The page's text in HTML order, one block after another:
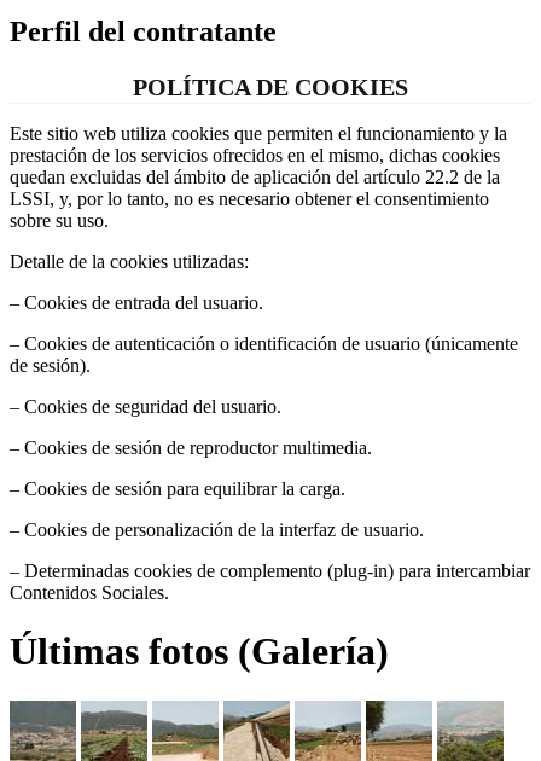
Perfil del contratante
POLÍTICA DE COOKIES
Este sitio web utiliza cookies que permiten el funcionamiento y la
prestación de los servicios ofrecidos en el mismo, dichas cookies
quedan excluidas del ámbito de aplicación del artículo 22.2 de la
LSSI, y, por lo tanto, no es necesario obtener el consentimiento
sobre su uso.
Detalle de la cookies utilizadas:
– Cookies de entrada del usuario.
– Cookies de autenticación o identificación de usuario (únicamente
de sesión).
– Cookies de seguridad del usuario.
– Cookies de sesión de reproductor multimedia.
– Cookies de sesión para equilibrar la carga.
– Cookies de personalización de la interfaz de usuario.
– Determinadas cookies de complemento (plug-in) para intercambiar
Contenidos Sociales.
Últimas fotos (Galería)